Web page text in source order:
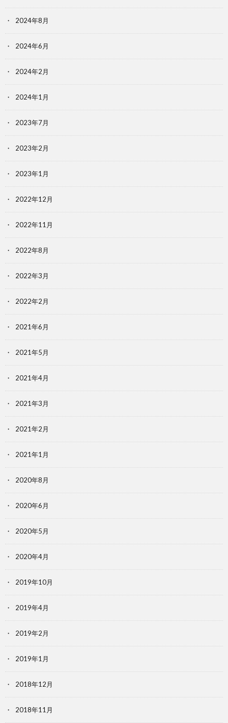
2024年8月
2024年6月
2024年2月
2024年1月
2023年7月
2023年2月
2023年1月
2022年12月
2022年11月
2022年8月
2022年3月
2022年2月
2021年6月
2021年5月
2021年4月
2021年3月
2021年2月
2021年1月
2020年8月
2020年6月
2020年5月
2020年4月
2019年10月
2019年4月
2019年2月
2019年1月
2018年12月
2018年11月